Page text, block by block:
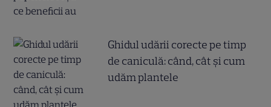
Ghidul udării corecte pe timp
de caniculă: când, cât şi cum
udăm plantele